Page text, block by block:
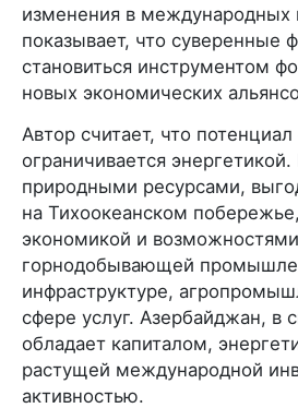
изменения в международных
показывает, что суверенные
становиться инструментом
новых экономических
Автор считает, что
ограничивается
природными ресурсами,
на Тихоокеанском
экономикой и
горнодобывающей
инфраструктуре,
сфере услуг. Азербайджан, в
обладает капиталом,
растущей международной
активностью.